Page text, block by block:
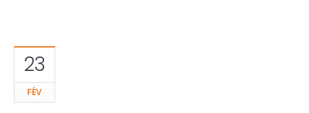
23
FÉV